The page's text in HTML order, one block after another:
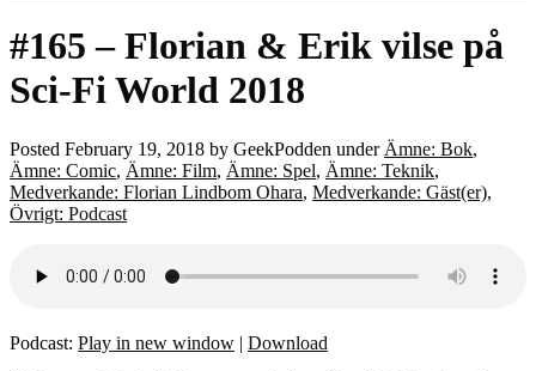
#165 – Florian & Erik vilse på
Sci-Fi World 2018
Posted February 19, 2018 by GeekPodden under Ämne: Bok,
Ämne: Comic, Ämne: Film, Ämne: Spel, Ämne: Teknik,
Medverkande: Florian Lindbom Ohara, Medverkande: Gäst(er),
Övrigt: Podcast
Podcast: Play in new window | Download